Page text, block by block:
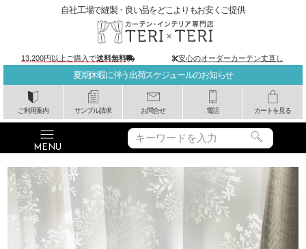
夏期休暇に伴う出荷スケジュールのお知らせ
ご利用案内 サンプル請求 お問合せ 電話 カートを見る
自社工場で縫製・良い品をどこよりもお安くご提供
13,200円以上ご購入で送料無料 安心のオーダーカーテン丈直し